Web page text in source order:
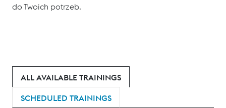
do Twoich potrzeb.
ALL AVAILABLE TRAININGS
SCHEDULED TRAININGS